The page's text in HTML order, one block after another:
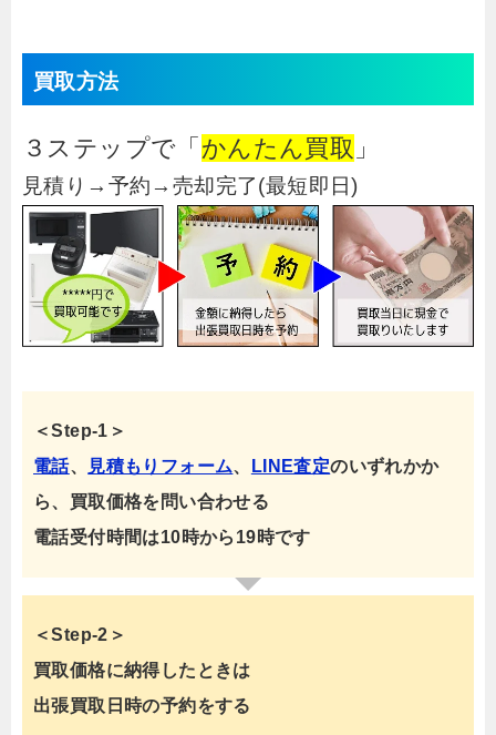
買取方法
３ステップで「 かんたん買取 」
見積り→予約→売却完了(最短即日)
＜Step-1＞
電話、 見積もりフォーム、 LINE査定のいずれかか
ら、買取価格を問い合わせる
電話受付時間は10時から19時です
＜Step-2＞
買取価格に納得したときは
出張買取日時の予約をする